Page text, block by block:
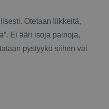
Otetaan liikkeitä,
Ei ääri isoja painoja,
pystyykö siihen vai